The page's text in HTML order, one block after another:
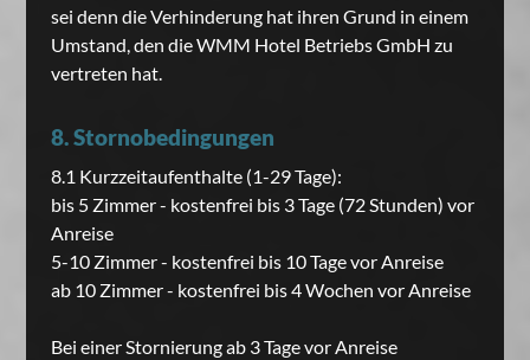
sei denn die Verhinderung hat ihren Grund in einem
Umstand, den die WMM Hotel Betriebs GmbH zu
vertreten hat.
8. Stornobedingungen
8.1 Kurzzeitaufenthalte (1-29 Tage):
bis 5 Zimmer - kostenfrei bis 3 Tage (72 Stunden) vor
Anreise
5-10 Zimmer - kostenfrei bis 10 Tage vor Anreise
ab 10 Zimmer - kostenfrei bis 4 Wochen vor Anreise
Bei einer Stornierung ab 3 Tage vor Anreise